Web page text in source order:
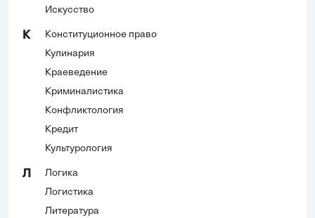
Искусство
К
Конституционное право
Кулинария
Краеведение
Криминалистика
Конфликтология
Кредит
Культурология
Л
Логика
Логистика
Литература